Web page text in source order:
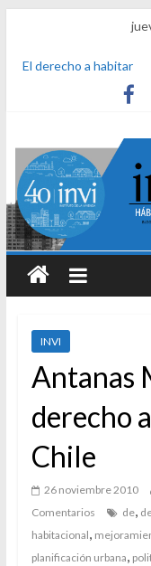
El derecho a habitar
Receta para viajar al
¿Qué es el habitar?
INVI
INVI
Antanas
derecho
Chile
26 noviembre 2010
Comentarios
de,
habitacional,
planificación urbana,